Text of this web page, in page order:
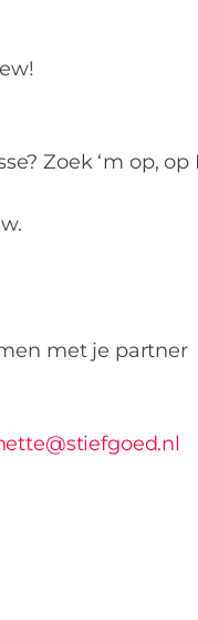
Zoek ‘m op, op
met je partner